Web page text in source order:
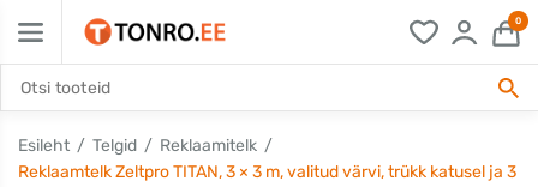
0
Esileht Telgid
Reklaamitelk
Reklaamtelk Zeltpro TITAN, 3 × 3 m, valitud värvi, trükk katusel ja 3